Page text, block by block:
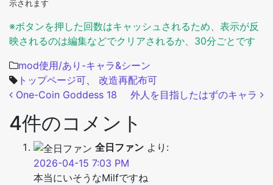
示されます
※ボタンを押した回数はキャッシュされるため、表示が反
映されるのは編集などでクリアされるか、30分ごとです
mod使用/あり-キャラ&シーン
トップページ可、 改造再配布可
投稿ナビゲーション
One-Coin Goddess 18 外人を目指したはずのキャラ
4件のコメント
全日ファン より:
2026-04-15 7:03 PM
本当にいそうなMilfですね